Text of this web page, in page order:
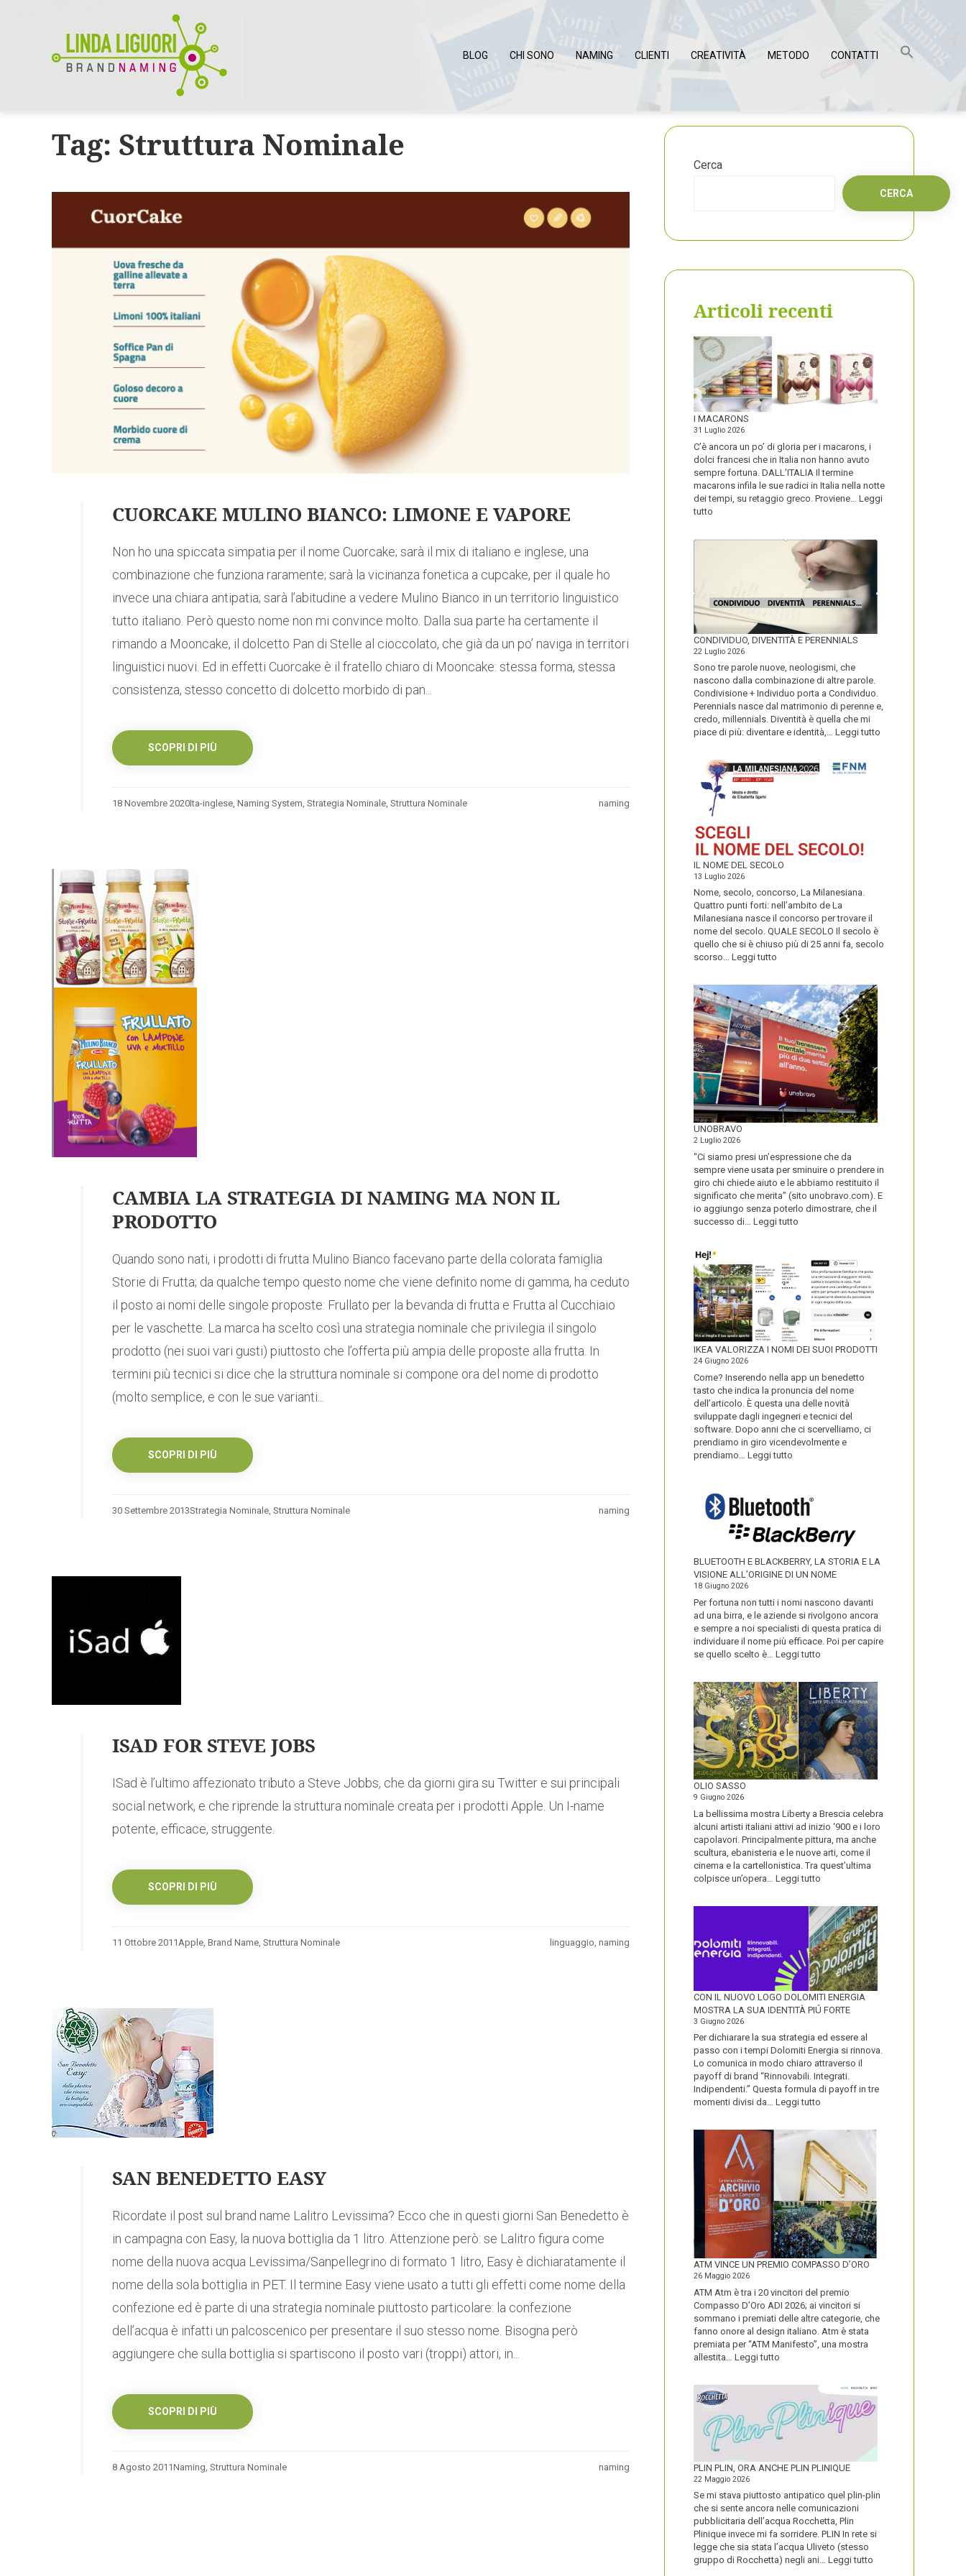
BLOG CHI SONO NAMING CLIENTI CREATIVITÀ METODO CONTATTI
Tag: Struttura Nominale
CUORCAKE MULINO BIANCO: LIMONE E VAPORE
Non ho una spiccata simpatia per il nome Cuorcake; sarà il mix di italiano e inglese, una
combinazione che funziona raramente; sarà la vicinanza fonetica a cupcake, per il quale ho
invece una chiara antipatia; sarà l’abitudine a vedere Mulino Bianco in un territorio linguistico
tutto italiano. Però questo nome non mi convince molto. Dalla sua parte ha certamente il
rimando a Mooncake, il dolcetto Pan di Stelle al cioccolato, che già da un po’ naviga in territori
linguistici nuovi. Ed in effetti Cuorcake è il fratello chiaro di Mooncake: stessa forma, stessa
consistenza, stesso concetto di dolcetto morbido di pan...
SCOPRI DI PIÙ
18 Novembre 2020 naming
Ita-inglese, Naming System, Strategia Nominale, Struttura Nominale
CAMBIA LA STRATEGIA DI NAMING MA NON IL
PRODOTTO
Quando sono nati, i prodotti di frutta Mulino Bianco facevano parte della colorata famiglia
Storie di Frutta; da qualche tempo questo nome che viene definito nome di gamma, ha ceduto
il posto ai nomi delle singole proposte: Frullato per la bevanda di frutta e Frutta al Cucchiaio
per le vaschette. La marca ha scelto così una strategia nominale che privilegia il singolo
prodotto (nei suoi vari gusti) piuttosto che l’offerta più ampia delle proposte alla frutta. In
termini più tecnici si dice che la struttura nominale si compone ora del nome di prodotto
(molto semplice, e con le sue varianti...
SCOPRI DI PIÙ
30 Settembre 2013 naming
Strategia Nominale, Struttura Nominale
ISAD FOR STEVE JOBS
ISad è l’ultimo affezionato tributo a Steve Jobbs, che da giorni gira su Twitter e sui principali
social network, e che riprende la struttura nominale creata per i prodotti Apple. Un I-name
potente, efficace, struggente.
SCOPRI DI PIÙ
11 Ottobre 2011 linguaggio, naming
Apple, Brand Name, Struttura Nominale
SAN BENEDETTO EASY
Ricordate il post sul brand name Lalitro Levissima? Ecco che in questi giorni San Benedetto è
in campagna con Easy, la nuova bottiglia da 1 litro. Attenzione però: se Lalitro figura come
nome della nuova acqua Levissima/Sanpellegrino di formato 1 litro, Easy è dichiaratamente il
nome della sola bottiglia in PET. Il termine Easy viene usato a tutti gli effetti come nome della
confezione ed è parte di una strategia nominale piuttosto particolare: la confezione
dell’acqua è infatti un palcoscenico per presentare il suo stesso nome. Bisogna però
aggiungere che sulla bottiglia si spartiscono il posto vari (troppi) attori, in...
SCOPRI DI PIÙ
8 Agosto 2011 naming
Naming, Struttura Nominale
Cerca
CERCA
Articoli recenti
I MACARONS
31 Luglio 2026
C’è ancora un po’ di gloria per i macarons, i
dolci francesi che in Italia non hanno avuto
sempre fortuna. DALL’ITALIA Il termine
macarons infila le sue radici in Italia nella notte
dei tempi, su retaggio greco. Proviene… Leggi
tutto
CONDIVIDUO, DIVENTITÀ E PERENNIALS
22 Luglio 2026
Sono tre parole nuove, neologismi, che
nascono dalla combinazione di altre parole.
Condivisione + Individuo porta a Condividuo.
Perennials nasce dal matrimonio di perenne e,
credo, millennials. Diventità è quella che mi
piace di più: diventare e identità,… Leggi tutto
IL NOME DEL SECOLO
13 Luglio 2026
Nome, secolo, concorso, La Milanesiana.
Quattro punti forti: nell’ambito de La
Milanesiana nasce il concorso per trovare il
nome del secolo. QUALE SECOLO Il secolo è
quello che si è chiuso più di 25 anni fa, secolo
scorso… Leggi tutto
NOME
DEL
SECOLO
UNOBRAVO
2 Luglio 2026
“Ci siamo presi un’espressione che da
sempre viene usata per sminuire o prendere in
giro chi chiede aiuto e le abbiamo restituito il
significato che merita” (sito unobravo.com). E
io aggiungo senza poterlo dimostrare, che il
successo di… Leggi tutto
IKEA VALORIZZA I NOMI DEI SUOI PRODOTTI
24 Giugno 2026
Come? Inserendo nella app un benedetto
tasto che indica la pronuncia del nome
dell’articolo. È questa una delle novità
sviluppate dagli ingegneri e tecnici del
software. Dopo anni che ci scervelliamo, ci
prendiamo in giro vicendevolmente e
prendiamo… Leggi tutto
NOMI
DEI
SUOI
PRODOTTI
BLUETOOTH E BLACKBERRY, LA STORIA E LA
VISIONE ALL’ORIGINE DI UN NOME
18 Giugno 2026
Per fortuna non tutti i nomi nascono davanti
ad una birra, e le aziende si rivolgono ancora
e sempre a noi specialisti di questa pratica di
individuare il nome più efficace. Poi per capire
se quello scelto è… Leggi tutto
BLACKBERRY,
LA
STORIA
E
LA
VISIONE
ALL’ORIGINE
DI
NOME
OLIO SASSO
9 Giugno 2026
La bellissima mostra Liberty a Brescia celebra
alcuni artisti italiani attivi ad inizio ‘900 e i loro
capolavori. Principalmente pittura, ma anche
scultura, ebanisteria e le nuove arti, come il
cinema e la cartellonistica. Tra quest’ultima
colpisce un’opera… Leggi tutto
CON IL NUOVO LOGO DOLOMITI ENERGIA
MOSTRA LA SUA IDENTITÀ PIÚ FORTE
3 Giugno 2026
Per dichiarare la sua strategia ed essere al
passo con i tempi Dolomiti Energia si rinnova.
Lo comunica in modo chiaro attraverso il
payoff di brand “Rinnovabili. Integrati.
Indipendenti.” Questa formula di payoff in tre
momenti divisi da… Leggi tutto
LOGO
DOLOMITI
ENERGIA
MOSTRA
LA
SUA
IDENTITÀ
PIÚ
FORTE
ATM VINCE UN PREMIO COMPASSO D’ORO
26 Maggio 2026
ATM Atm è tra i 20 vincitori del premio
Compasso D’Oro ADI 2026; ai vincitori si
sommano i premiati delle altre categorie, che
fanno onore al design italiano. Atm è stata
premiata per “ATM Manifesto”, una mostra
allestita… Leggi tutto
PREMIO
COMPASSO
D’ORO
PLIN PLIN, ORA ANCHE PLIN PLINIQUE
22 Maggio 2026
Se mi stava piuttosto antipatico quel plin-plin
che si sente ancora nelle comunicazioni
pubblicitaria dell’acqua Rocchetta, Plin
Plinique invece mi fa sorridere. PLIN In rete si
legge che sia stata l’acqua Uliveto (stesso
gruppo di Rocchetta) negli ani… Leggi tutto